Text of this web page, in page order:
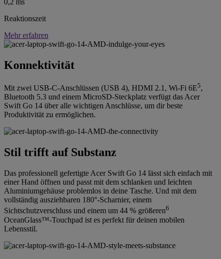
0,2 ms
Reaktionszeit
Mehr erfahren
Konnektivität
Mit zwei USB-C-Anschlüssen (USB 4), HDMI 2.1, Wi-Fi 6E5,
Bluetooth 5.3 und einem MicroSD-Steckplatz verfügt das Acer
Swift Go 14 über alle wichtigen Anschlüsse, um dir beste
Produktivität zu ermöglichen.
Stil trifft auf Substanz
Das professionell gefertigte Acer Swift Go 14 lässt sich einfach mit
einer Hand öffnen und passt mit dem schlanken und leichten
Aluminiumgehäuse problemlos in deine Tasche. Und mit dem
vollständig ausziehbaren 180°-Scharnier, einem
Sichtschutzverschluss und einem um 44 % größeren6
OceanGlass™-Touchpad ist es perfekt für deinen mobilen
Lebensstil.